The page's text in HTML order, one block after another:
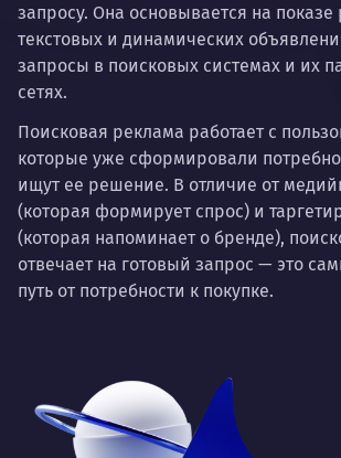
запросу. Она основывается на
текстовых и динамических
запросы в поисковых системах и их
сетях.
Поисковая реклама работает с
которые уже сформировали
ищут ее решение. В отличие от
(которая формирует спрос) и
(которая напоминает о бренде),
отвечает на готовый запрос — это
путь от потребности к покупке.